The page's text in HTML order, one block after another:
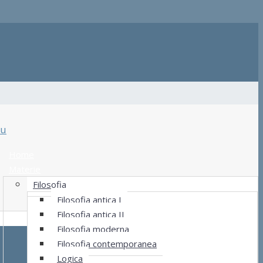
Filosofia
Filosofia antica I
Filosofia antica II
Filosofia moderna
Filosofia contemporanea
Logica